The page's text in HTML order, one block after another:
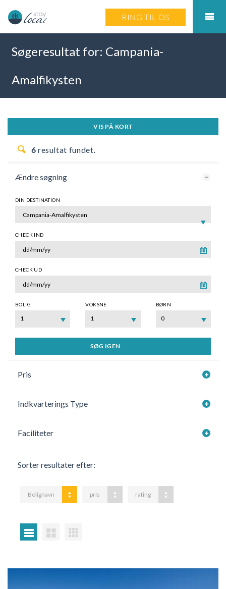
RING TIL OS
Søgeresultat for: Campania-
Amalfikysten
VIS PÅ KORT
6 resultat fundet.
Ændre søgning
DIN DESTINATION
CHECK IND
CHECK UD
BOLIG
1
VOKSNE
1
BØRN
0
SØG IGEN
Pris
Indkvarterings Type
Faciliteter
Sorter resultater efter:
Bolignavn pris rating